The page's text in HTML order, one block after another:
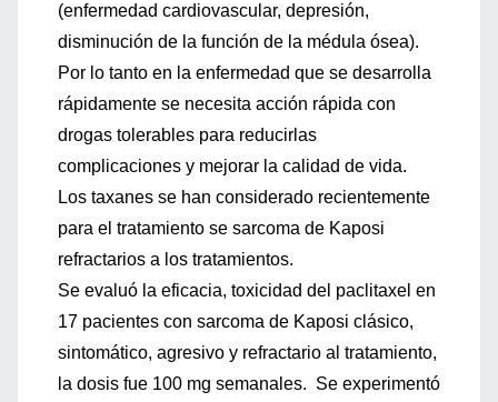
(enfermedad cardiovascular, depresión,
disminución de la función de la médula ósea).
Por lo tanto en la enfermedad que se desarrolla
rápidamente se necesita acción rápida con
drogas tolerables para reducirlas
complicaciones y mejorar la calidad de vida.
Los taxanes se han considerado recientemente
para el tratamiento se sarcoma de Kaposi
refractarios a los tratamientos.
Se evaluó la eficacia, toxicidad del paclitaxel en
17 pacientes con sarcoma de Kaposi clásico,
sintomático, agresivo y refractario al tratamiento,
la dosis fue 100 mg semanales. Se experimentó